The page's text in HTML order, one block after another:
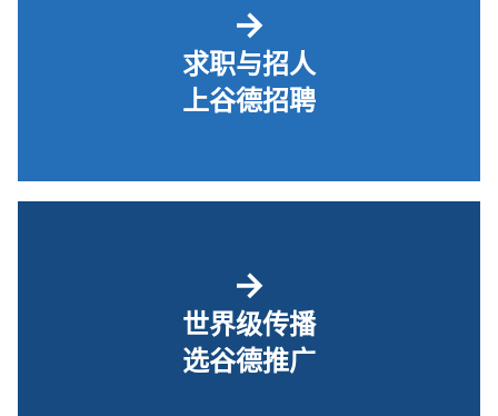
→
求职与招人
上谷德招聘
→
世界级传播
选谷德推广